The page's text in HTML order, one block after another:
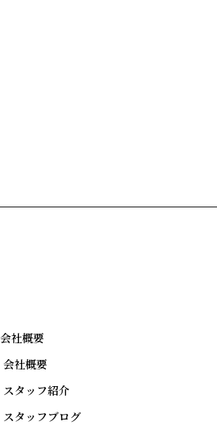
会社概要
会社概要
スタッフ紹介
スタッフブログ